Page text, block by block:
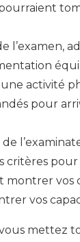
l’examen,
activité
pour
critères
montrer vos
vos
mettez